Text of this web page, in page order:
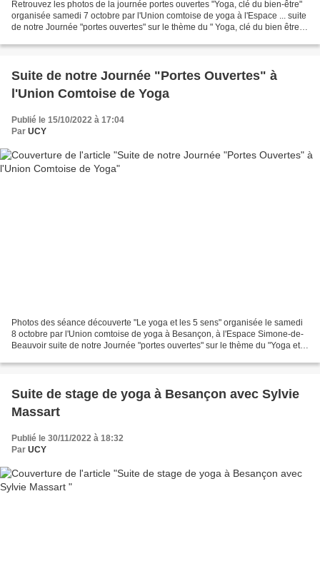
Retrouvez les photos de la journée portes ouvertes "Yoga, clé du bien-être"
organisée samedi 7 octobre par l'Union comtoise de yoga à l'Espace ... suite
de notre Journée "portes ouvertes" sur le thème du " Yoga, clé du bien être "
Suite de notre Journée "Portes Ouvertes" à
l'Union Comtoise de Yoga
Publié le 15/10/2022 à 17:04
Par UCY
Photos des séance découverte "Le yoga et les 5 sens" organisée le samedi
8 octobre par l'Union comtoise de yoga à Besançon, à l'Espace Simone-de-
Beauvoir suite de notre Journée "portes ouvertes" sur le thème du "Yoga et
Suite de stage de yoga à Besançon avec Sylvie
Massart
Publié le 30/11/2022 à 18:32
Par UCY